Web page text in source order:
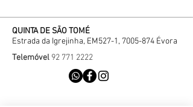
QUINTA DE SÃO TOMÉ
Estrada da Igrejinha, EM527-1, 7005-874 Évora
Telemóvel 92 771 2222